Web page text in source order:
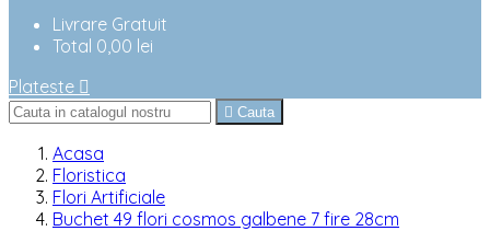
Livrare Gratuit
Total 0,00 lei
Plateste 
 Cauta
Acasa
Floristica
Flori Artificiale
Buchet 49 flori cosmos galbene 7 fire 28cm